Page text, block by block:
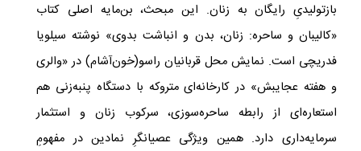
بازتولیدیِ رایگان به زنان. این مبحث، بن‌مایه اصلی کتاب
«کالیبان و ساحره: زنان، بدن و انباشت بدوی» نوشته سیلویا
فدریچی است. نمایش محل قربانیان راسو(خون‌آشام) در «والری
و هفته عجایبش» در کارخانه‌ای متروکه با دستگاه پنبه‌زنی هم
استعاره‌ای از رابطه ساحره‌سوزی، سرکوب زنان و استثمار
سرمایه‌داری دارد. همین ویژگی عصیانگرِ نمادین در مفهومِ